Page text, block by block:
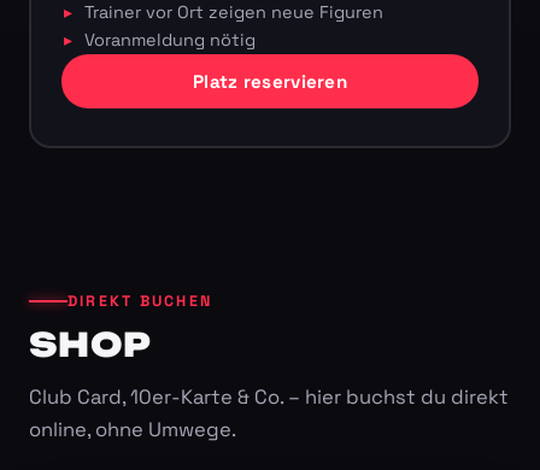
Trainer vor Ort zeigen neue Figuren
Voranmeldung nötig
Platz reservieren
DIREKT BUCHEN
SHOP
Club Card, 10er-Karte & Co. – hier buchst du direkt
online, ohne Umwege.